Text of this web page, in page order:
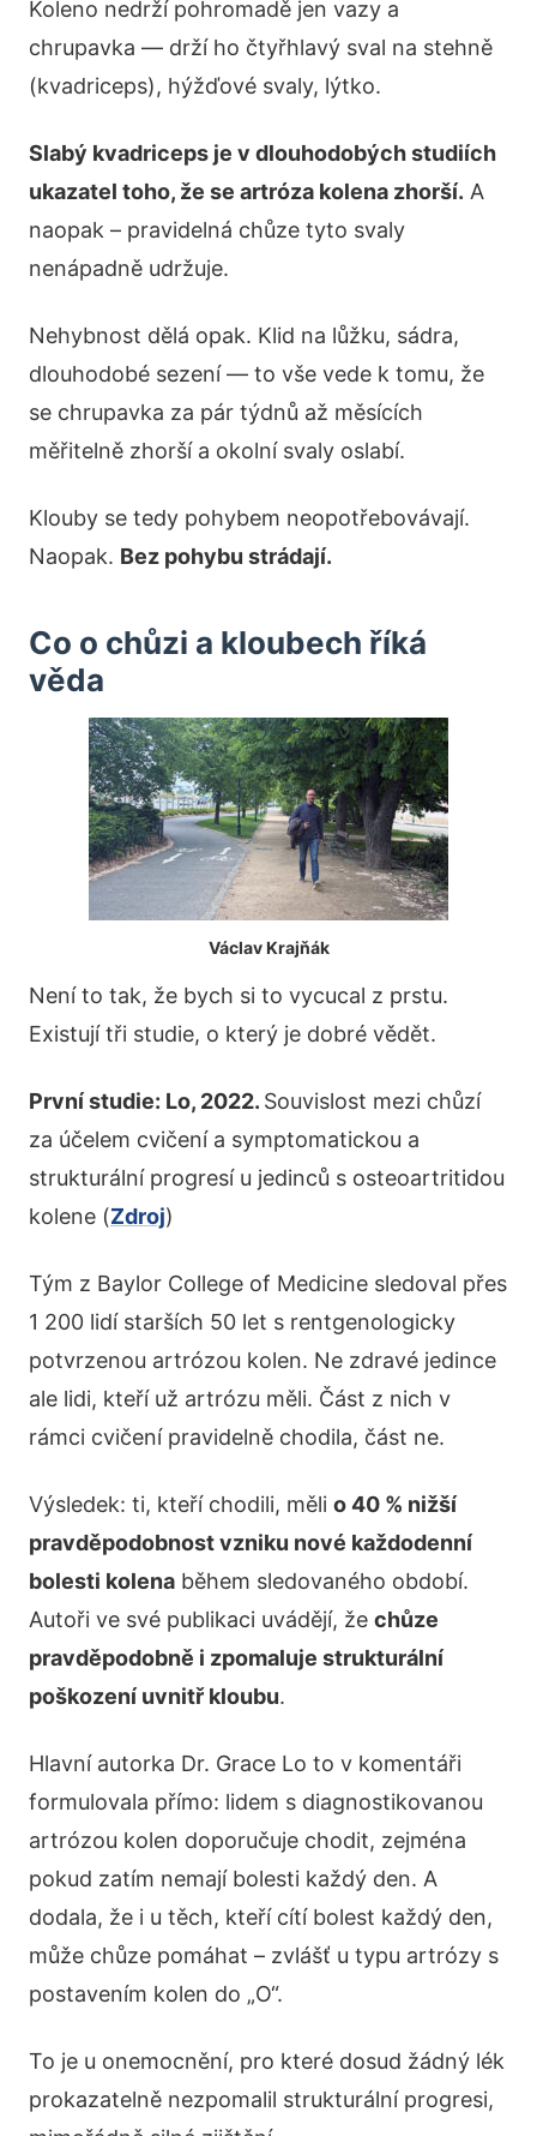
Koleno nedrží pohromadě jen vazy a
chrupavka — drží ho čtyřhlavý sval na stehně
(kvadriceps), hýžďové svaly, lýtko.
Slabý kvadriceps je v dlouhodobých studiích
ukazatel toho, že se artróza kolena zhorší. A
naopak – pravidelná chůze tyto svaly
nenápadně udržuje.
Nehybnost dělá opak. Klid na lůžku, sádra,
dlouhodobé sezení — to vše vede k tomu, že
se chrupavka za pár týdnů až měsících
měřitelně zhorší a okolní svaly oslabí.
Klouby se tedy pohybem neopotřebovávají.
Naopak. Bez pohybu strádají.
Co o chůzi a kloubech říká
věda
Václav Krajňák
Není to tak, že bych si to vycucal z prstu.
Existují tři studie, o který je dobré vědět.
První studie: Lo, 2022. Souvislost mezi chůzí
za účelem cvičení a symptomatickou a
strukturální progresí u jedinců s osteoartritidou
kolene (Zdroj)
Tým z Baylor College of Medicine sledoval přes
1 200 lidí starších 50 let s rentgenologicky
potvrzenou artrózou kolen. Ne zdravé jedince
ale lidi, kteří už artrózu měli. Část z nich v
rámci cvičení pravidelně chodila, část ne.
Výsledek: ti, kteří chodili, měli o 40 % nižší
pravděpodobnost vzniku nové každodenní
bolesti kolena během sledovaného období.
Autoři ve své publikaci uvádějí, že chůze
pravděpodobně i zpomaluje strukturální
poškození uvnitř kloubu.
Hlavní autorka Dr. Grace Lo to v komentáři
formulovala přímo: lidem s diagnostikovanou
artrózou kolen doporučuje chodit, zejména
pokud zatím nemají bolesti každý den. A
dodala, že i u těch, kteří cítí bolest každý den,
může chůze pomáhat – zvlášť u typu artrózy s
postavením kolen do „O“.
To je u onemocnění, pro které dosud žádný lék
prokazatelně nezpomalil strukturální progresi,